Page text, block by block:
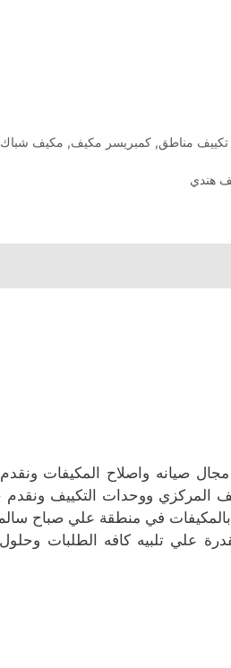
مناطق, كمبريسر مكيف, مكيف شباك
هندي
صيانه واصلاح المكيفات
المركزي ووحدات التكييف
بالمكيفات في منطقة علي صباح
علي تلبيه كافه الطلبات